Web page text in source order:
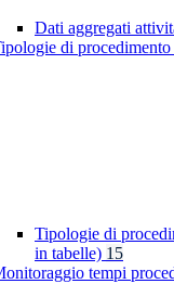
Dati aggregati
di procedimento
Tipologie di
in tabelle) 15
tempi